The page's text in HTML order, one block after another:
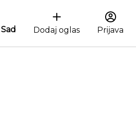
Dodaj oglas Prijava